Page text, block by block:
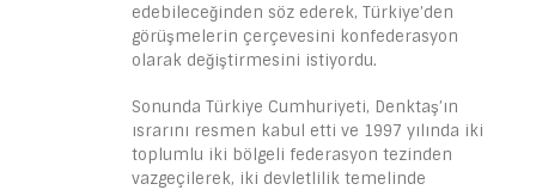
edebileceğinden söz ederek, Türkiye’den
görüşmelerin çerçevesini konfederasyon
olarak değiştirmesini istiyordu.
Sonunda Türkiye Cumhuriyeti, Denktaş’ın
ısrarını resmen kabul etti ve 1997 yılında iki
toplumlu iki bölgeli federasyon tezinden
vazgeçilerek, iki devletlilik temelinde